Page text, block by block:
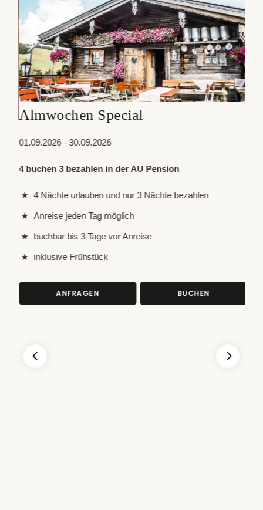
Almwochen Special
01.09.2026 - 30.09.2026
4 buchen 3 bezahlen in der AU Pension
4 Nächte urlauben und nur 3 Nächte bezahlen
Anreise jeden Tag möglich
buchbar bis 3 Tage vor Anreise
inklusive Frühstück
ANFRAGEN BUCHEN